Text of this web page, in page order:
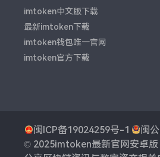
imtoken中文版下载
最新imtoken下载
imtoken钱包唯一官网
imtoken官方下载
闽ICP备19024259号-1
闽
© 2025imtoken最新官网安卓版